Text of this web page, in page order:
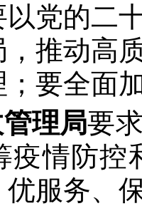
以党的二
推动高
要全面
理局要
疫情防控
服务、